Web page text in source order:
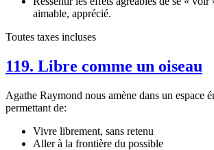
aimable, apprécié.
Toutes taxes incluses
119. Libre comme un oiseau
Agathe Raymond nous amène dans un espace
permettant de:
Vivre librement, sans retenu
Aller à la frontière du possible